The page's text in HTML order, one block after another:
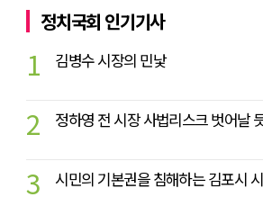
정치국회 인기기사
1 김병수 시장의 민낯
2 정하영 전 시장 사법리스크 벗어날
3 시민의 기본권을 침해하는 김포시